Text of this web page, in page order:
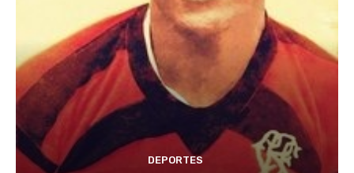
DEPORTES